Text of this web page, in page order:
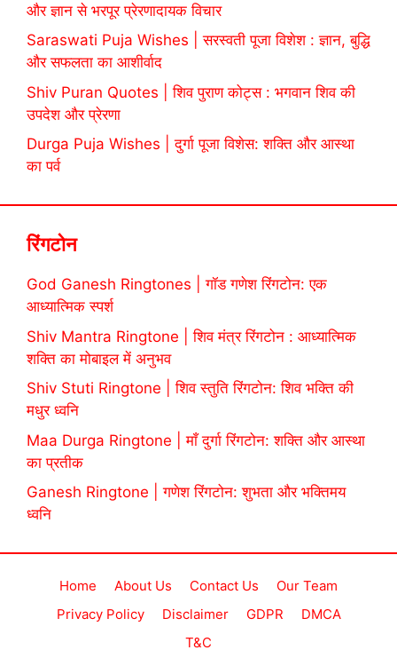
और ज्ञान से भरपूर प्रेरणादायक विचार
Saraswati Puja Wishes | सरस्वती पूजा विशेश : ज्ञान, बुद्धि
और सफलता का आशीर्वाद
Shiv Puran Quotes | शिव पुराण कोट्स : भगवान शिव की
उपदेश और प्रेरणा
Durga Puja Wishes | दुर्गा पूजा विशेस: शक्ति और आस्था
का पर्व
रिंगटोन
God Ganesh Ringtones | गॉड गणेश रिंगटोन: एक
आध्यात्मिक स्पर्श
Shiv Mantra Ringtone | शिव मंत्र रिंगटोन : आध्यात्मिक
शक्ति का मोबाइल में अनुभव
Shiv Stuti Ringtone | शिव स्तुति रिंगटोन: शिव भक्ति की
मधुर ध्वनि
Maa Durga Ringtone | माँ दुर्गा रिंगटोन: शक्ति और आस्था
का प्रतीक
Ganesh Ringtone | गणेश रिंगटोन: शुभता और भक्तिमय
ध्वनि
Home About Us Contact Us
Our Team
Privacy Policy
Disclaimer GDPR
DMCA
T&C